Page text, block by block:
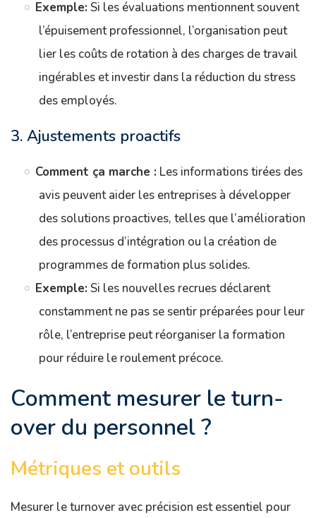
Exemple: Si les évaluations mentionnent souvent
l’épuisement professionnel, l’organisation peut
lier les coûts de rotation à des charges de travail
ingérables et investir dans la réduction du stress
des employés.
3. Ajustements proactifs
Comment ça marche : Les informations tirées des
avis peuvent aider les entreprises à développer
des solutions proactives, telles que l’amélioration
des processus d’intégration ou la création de
programmes de formation plus solides.
Exemple: Si les nouvelles recrues déclarent
constamment ne pas se sentir préparées pour leur
rôle, l’entreprise peut réorganiser la formation
pour réduire le roulement précoce.
Comment mesurer le turn-
over du personnel ?
Métriques et outils
Mesurer le turnover avec précision est essentiel pour